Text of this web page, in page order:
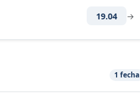
19.04 →
1 fecha